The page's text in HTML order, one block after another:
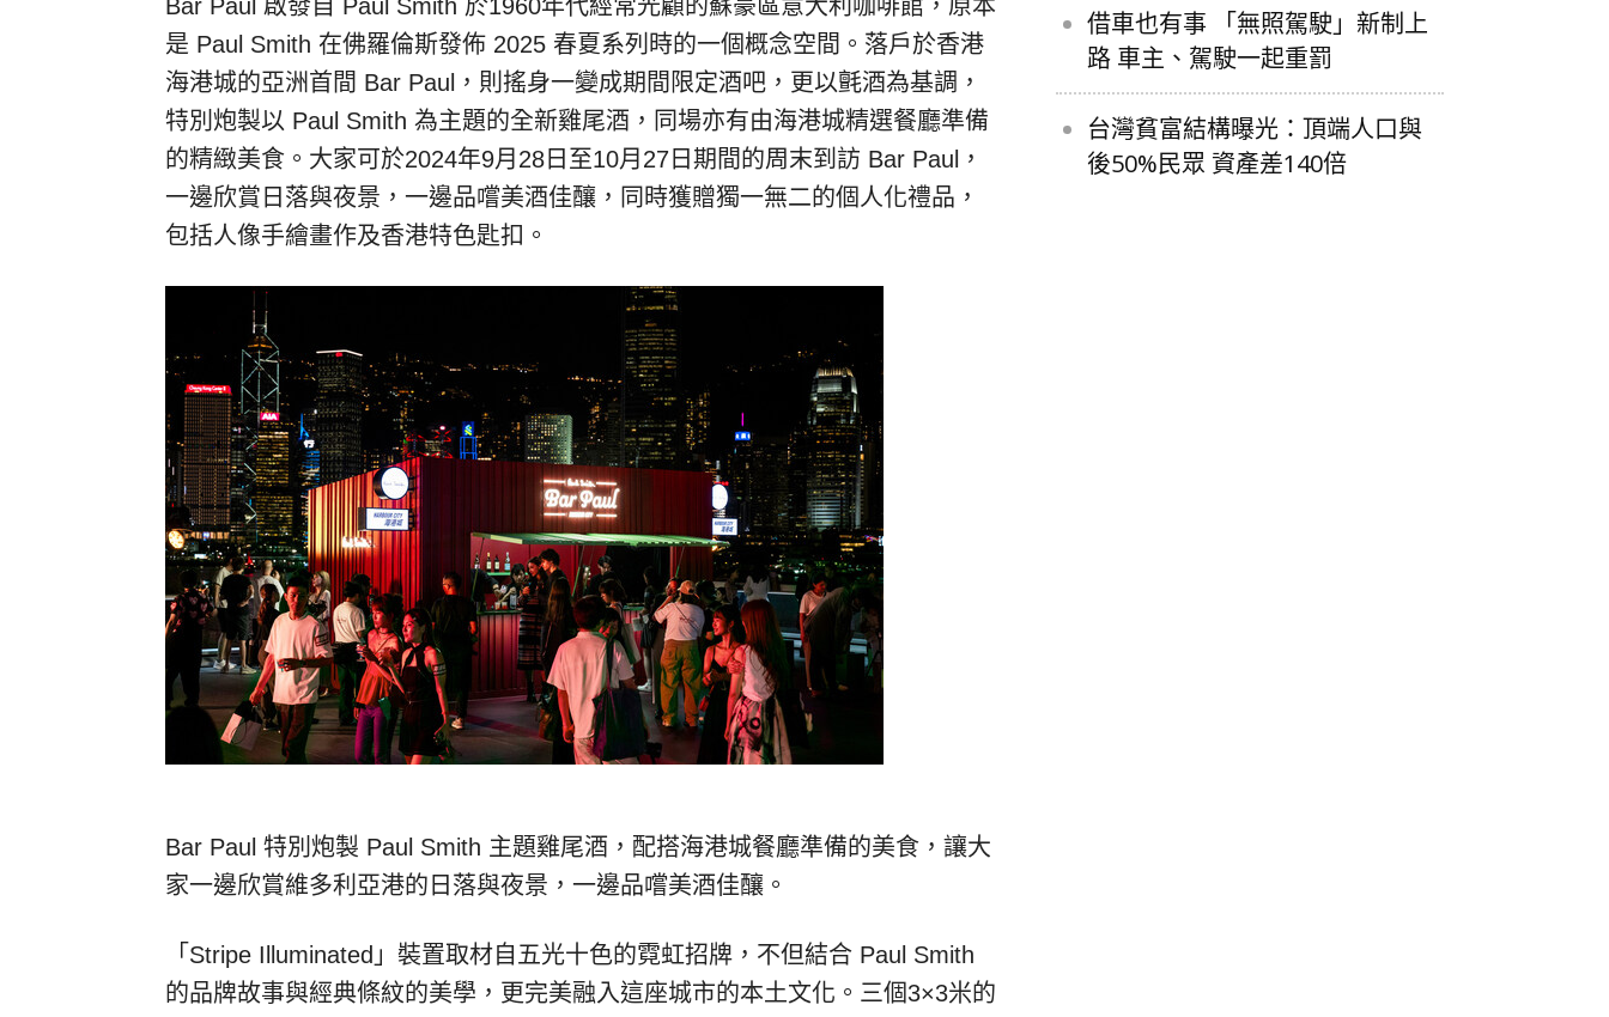
Bar Paul 啟發自 Paul Smith 於1960年代經常光顧的蘇豪區意大利咖啡館，原本
是 Paul Smith 在佛羅倫斯發佈 2025 春夏系列時的一個概念空間。落戶於香港
海港城的亞洲首間 Bar Paul，則搖身一變成期間限定酒吧，更以氈酒為基調，
特別炮製以 Paul Smith 為主題的全新雞尾酒，同場亦有由海港城精選餐廳準備
的精緻美食。大家可於2024年9月28日至10月27日期間的周末到訪 Bar Paul，
一邊欣賞日落與夜景，一邊品嚐美酒佳釀，同時獲贈獨一無二的個人化禮品，
包括人像手繪畫作及香港特色匙扣。
Bar Paul 特別炮製 Paul Smith 主題雞尾酒，配搭海港城餐廳準備的美食，讓大
家一邊欣賞維多利亞港的日落與夜景，一邊品嚐美酒佳釀。
「Stripe Illuminated」裝置取材自五光十色的霓虹招牌，不但結合 Paul Smith
的品牌故事與經典條紋的美學，更完美融入這座城市的本土文化。三個3×3米的
借車也有事 「無照駕駛」新制上
路 車主、駕駛一起重罰
台灣貧富結構曝光：頂端人口與
後50%民眾 資產差140倍